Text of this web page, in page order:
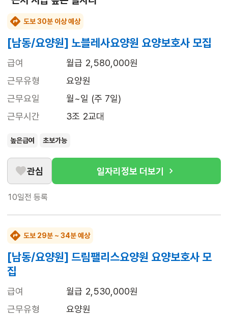
도보 30분 이상 예상
[남동/요양원] 노블레사요양원 요양보호사 모집
급여
월급 2,580,000원
근무유형
요양원
근무요일
월~일 (주 7일)
근무시간
3조 2교대
높은급여 초보가능
관심 일자리정보 더보기
10일전 등록
도보 29분 ~ 34분 예상
[남동/요양원] 드림팰리스요양원 요양보호사 모
집
급여
월급 2,530,000원
근무유형
요양원